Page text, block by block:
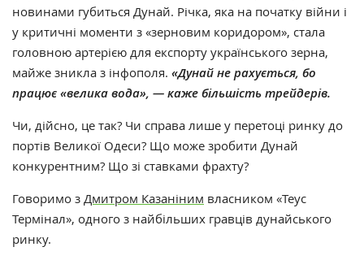
новинами губиться Дунай. Річка, яка на початку війни і
у критичні моменти з «зерновим коридором», стала
головною артерією для експорту українського зерна,
майже зникла з інфополя. «Дунай не рахується, бо
працює «велика вода», — каже більшість трейдерів.
Чи, дійсно, це так? Чи справа лише у перетоці ринку до
портів Великої Одеси? Що може зробити Дунай
конкурентним? Що зі ставками фрахту?
Говоримо з Дмитром Казаніним власником «Теус
Термінал», одного з найбільших гравців дунайського
ринку.